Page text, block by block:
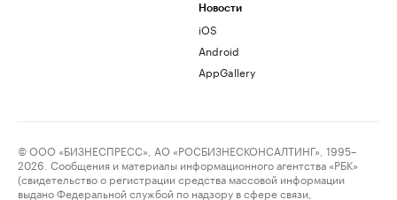
Новости
iOS
Android
AppGallery
© ООО «БИЗНЕСПРЕСС», АО «РОСБИЗНЕСКОНСАЛТИНГ», 1995–
2026. Сообщения и материалы информационного агентства «РБК»
(свидетельство о регистрации средства массовой информации
выдано Федеральной службой по надзору в сфере связи,